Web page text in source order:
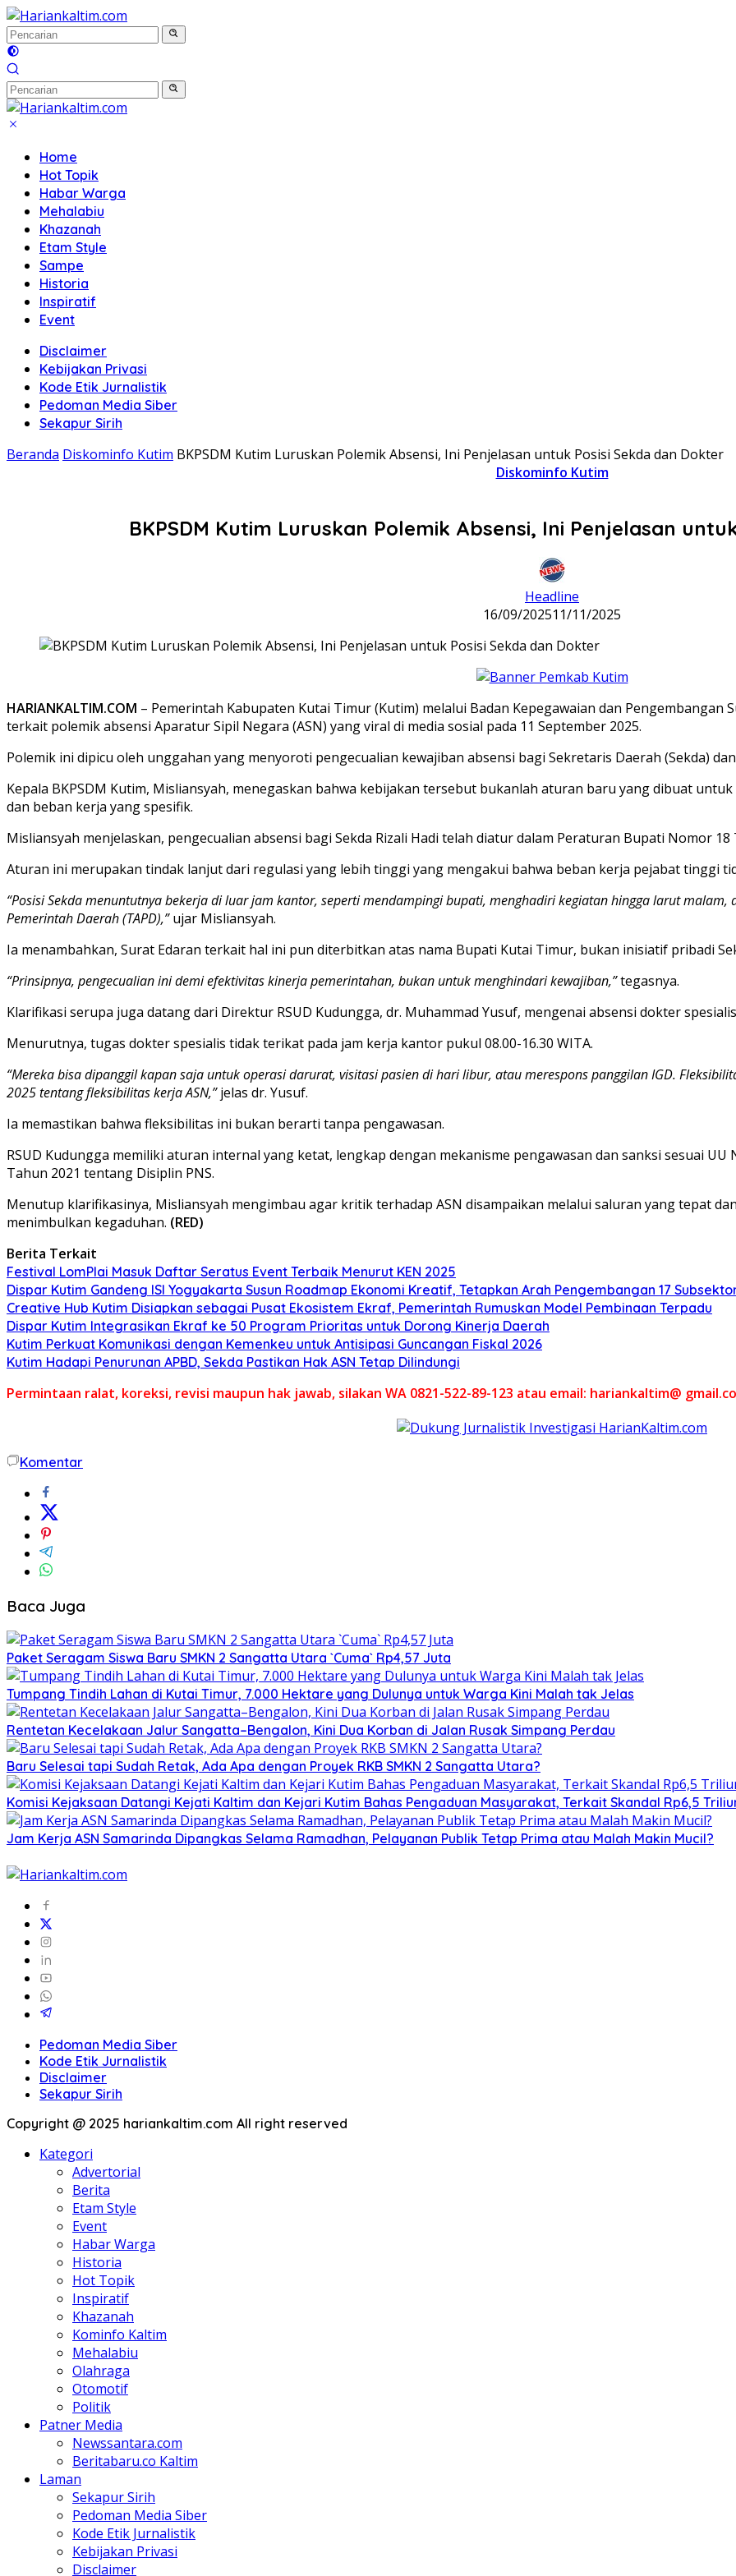
Langsung
ke
konten
Home
Hot Topik
Habar Warga
Mehalabiu
Khazanah
Etam Style
Sampe
Historia
Inspiratif
Event
Disclaimer
Kebijakan Privasi
Kode Etik Jurnalistik
Pedoman Media Siber
Sekapur Sirih
Beranda Diskominfo Kutim BKPSDM Kutim Luruskan Polemik Absensi, Ini Penjelasan untuk Posisi Sekda dan Dokter
Diskominfo Kutim
BKPSDM Kutim Luruskan Polemik Absensi, Ini Penjelasan
Headline
16/09/202511/11/2025
HARIANKALTIM.COM – Pemerintah Kabupaten Kutai Timur (Kutim) melalui Badan Kepegawaian dan Pengembangan
terkait polemik absensi Aparatur Sipil Negara (ASN) yang viral di media sosial pada 11 September 2025.
Polemik ini dipicu oleh unggahan yang menyoroti pengecualian kewajiban absensi bagi Sekretaris Daerah (Sekda)
Kepala BKPSDM Kutim, Misliansyah, menegaskan bahwa kebijakan tersebut bukanlah aturan baru yang dibuat
dan beban kerja yang spesifik.
Misliansyah menjelaskan, pengecualian absensi bagi Sekda Rizali Hadi telah diatur dalam Peraturan Bupati Nomor 18
Aturan ini merupakan tindak lanjut dari regulasi yang lebih tinggi yang mengakui bahwa beban kerja pejabat tinggi
“Posisi Sekda menuntutnya bekerja di luar jam kantor, seperti mendampingi bupati, menghadiri kegiatan hingga larut
Pemerintah Daerah (TAPD),”ujar Misliansyah.
Ia menambahkan, Surat Edaran terkait hal ini pun diterbitkan atas nama Bupati Kutai Timur, bukan inisiatif pribadi
“Prinsipnya, pengecualian ini demi efektivitas kinerja pemerintahan, bukan untuk menghindari kewajiban,”tegasnya.
Klarifikasi serupa juga datang dari Direktur RSUD Kudungga, dr. Muhammad Yusuf, mengenai absensi dokter
Menurutnya, tugas dokter spesialis tidak terikat pada jam kerja kantor pukul 08.00-16.30 WITA.
“Mereka bisa dipanggil kapan saja untuk operasi darurat, visitasi pasien di hari libur, atau merespons panggilan IGD.
2025 tentang fleksibilitas kerja ASN,”jelas dr. Yusuf.
Ia memastikan bahwa fleksibilitas ini bukan berarti tanpa pengawasan.
RSUD Kudungga memiliki aturan internal yang ketat, lengkap dengan mekanisme pengawasan dan sanksi sesuai
Tahun 2021 tentang Disiplin PNS.
Menutup klarifikasinya, Misliansyah mengimbau agar kritik terhadap ASN disampaikan melalui saluran yang tepat
menimbulkan kegaduhan. (RED)
Berita Terkait
Festival LomPlai Masuk Daftar Seratus Event Terbaik Menurut KEN 2025
Dispar Kutim Gandeng ISI Yogyakarta Susun Roadmap Ekonomi Kreatif, Tetapkan Arah Pengembangan 17
Creative Hub Kutim Disiapkan sebagai Pusat Ekosistem Ekraf, Pemerintah Rumuskan Model Pembinaan Terpadu
Dispar Kutim Integrasikan Ekraf ke 50 Program Prioritas untuk Dorong Kinerja Daerah
Kutim Perkuat Komunikasi dengan Kemenkeu untuk Antisipasi Guncangan Fiskal 2026
Kutim Hadapi Penurunan APBD, Sekda Pastikan Hak ASN Tetap Dilindungi
Permintaan ralat, koreksi, revisi maupun hak jawab, silakan WA 0821-522-89-123 atau email: hariankaltim@
Komentar
Baca Juga
Paket Seragam Siswa Baru SMKN 2 Sangatta Utara `Cuma` Rp4,57 Juta
Tumpang Tindih Lahan di Kutai Timur, 7.000 Hektare yang Dulunya untuk Warga Kini Malah tak Jelas
Rentetan Kecelakaan Jalur Sangatta–Bengalon, Kini Dua Korban di Jalan Rusak Simpang Perdau
Baru Selesai tapi Sudah Retak, Ada Apa dengan Proyek RKB SMKN 2 Sangatta Utara?
Komisi Kejaksaan Datangi Kejati Kaltim dan Kejari Kutim Bahas Pengaduan Masyarakat, Terkait Skandal Rp6,5
Jam Kerja ASN Samarinda Dipangkas Selama Ramadhan, Pelayanan Publik Tetap Prima atau Malah Makin Mucil?
Pedoman Media Siber
Kode Etik Jurnalistik
Disclaimer
Sekapur Sirih
Copyright @ 2025 hariankaltim.com All right reserved
Kategori
Advertorial
Berita
Etam Style
Event
Habar Warga
Historia
Hot Topik
Inspiratif
Khazanah
Kominfo Kaltim
Mehalabiu
Olahraga
Otomotif
Politik
Patner Media
Newssantara.com
Beritabaru.co Kaltim
Laman
Sekapur Sirih
Pedoman Media Siber
Kode Etik Jurnalistik
Kebijakan Privasi
Disclaimer